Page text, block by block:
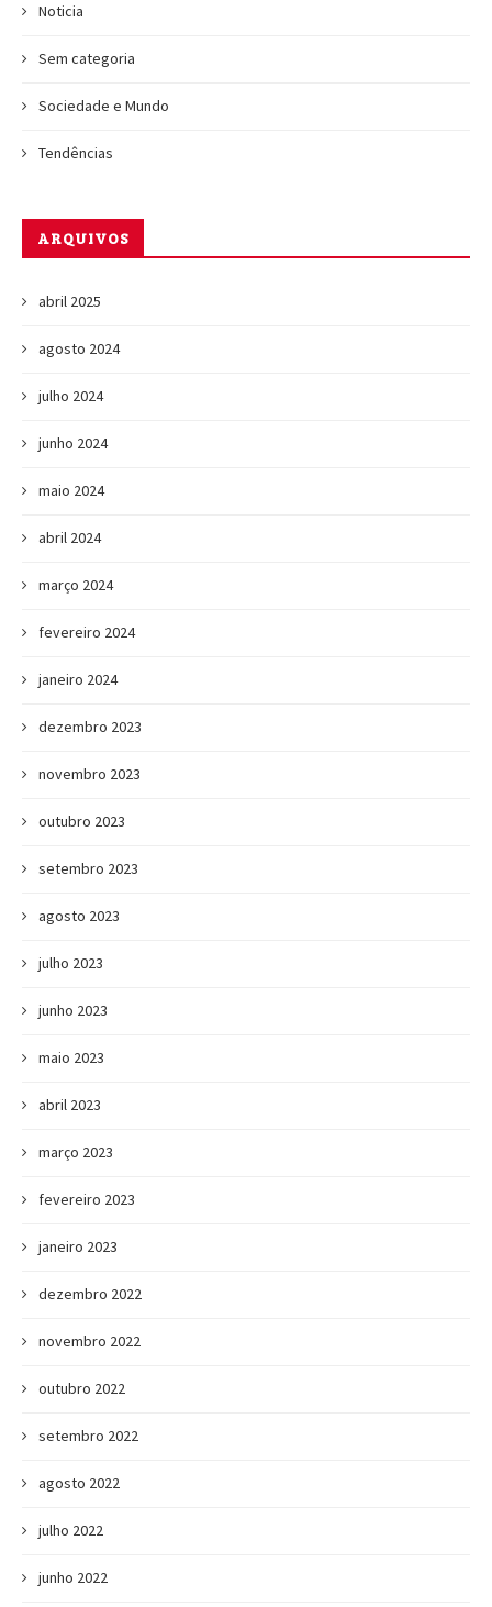
Noticia
Sem categoria
Sociedade e Mundo
Tendências
ARQUIVOS
abril 2025
agosto 2024
julho 2024
junho 2024
maio 2024
abril 2024
março 2024
fevereiro 2024
janeiro 2024
dezembro 2023
novembro 2023
outubro 2023
setembro 2023
agosto 2023
julho 2023
junho 2023
maio 2023
abril 2023
março 2023
fevereiro 2023
janeiro 2023
dezembro 2022
novembro 2022
outubro 2022
setembro 2022
agosto 2022
julho 2022
junho 2022